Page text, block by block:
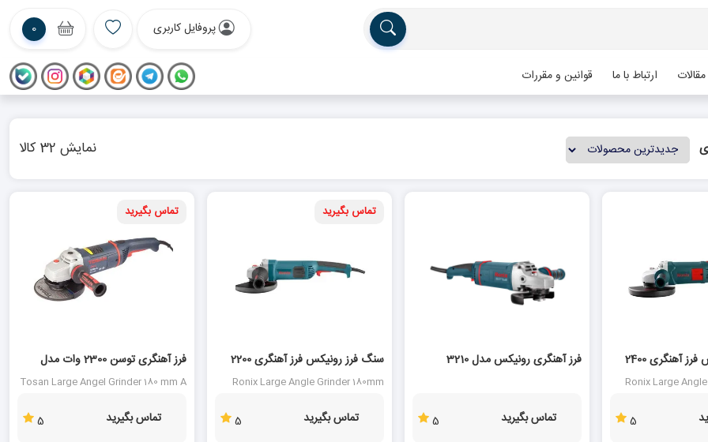
پروفایل کاربری 0
مقالات ارتباط با ما قوانین و مقررات
نمایش 32 کالا
سنگ فرز رونیکس فرز آهنگری 2400
Ronix Large
5
32 %
فرز آهنگری رونیکس مدل 3210
تماس بگیرید 5
تماس بگیرید
سنگ فرز رونیکس فرز آهنگری 2200
وات مدل 3250
Ronix Large Angle Grinder 180mm
تماس بگیرید 5
تماس بگیرید
فرز آهنگری توسن 2300 وات مدل
3386A
Tosan Large Angel Grinder 180 mm A
تماس بگیرید 5